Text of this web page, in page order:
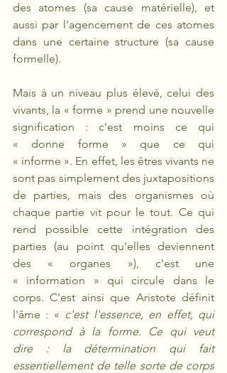
des atomes (sa cause matérielle), et
aussi par l'agencement de ces atomes
dans une certaine structure (sa cause
formelle).
Mais à un niveau plus élevé, celui des
vivants, la « forme » prend une nouvelle
signification : c'est moins ce qui
« donne forme » que ce qui
« informe ». En effet, les êtres vivants ne
sont pas simplement des juxtapositions
de parties, mais des organismes où
chaque partie vit pour le tout. Ce qui
rend possible cette intégration des
parties (au point qu'elles deviennent
des « organes »), c'est une
« information » qui circule dans le
corps. C'est ainsi que Aristote définit
l'âme : « c'est l'essence, en effet, qui
correspond à la forme. Ce qui veut
dire : la détermination qui fait
essentiellement de telle sorte de corps